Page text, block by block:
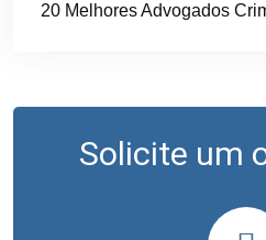
20 Melhores Advogados
Solicite um